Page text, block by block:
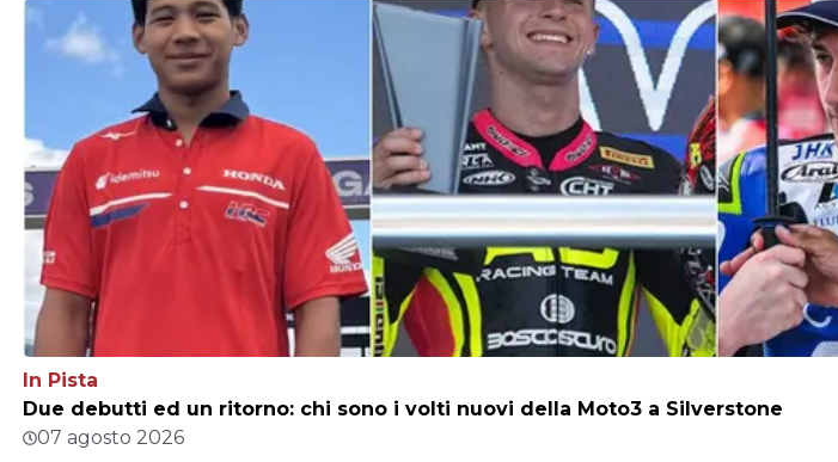
In Pista
Due debutti ed un ritorno: chi sono i volti nuovi della Moto3 a Silverstone
07 agosto 2026